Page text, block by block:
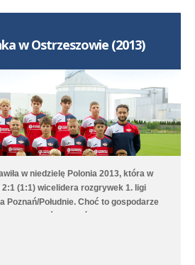
w Ostrzeszowie (2013)
w niedzielę Polonia 2013, która w
2:1 (1:1) wicelidera rozgrywek 1. ligi
Poznań/Południe. Choć to gospodarze
to Poloniści odwrócili losy meczu za
1:3 (1:1) z Clescevią Kleszczewo, a
Obiegły.